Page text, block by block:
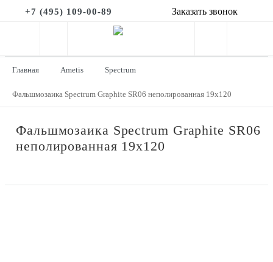
+7 (495) 109-00-89 Заказать звонок
Главная Ametis Spectrum
Фальшмозаика Spectrum Graphite SR06 неполированная 19x120
Фальшмозаика Spectrum Graphite SR06
неполированная 19x120